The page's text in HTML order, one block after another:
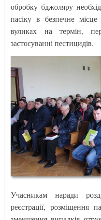
обробку бджоляру
пасіку в безпечне
вуликах на термін,
застосуванні пестицидів.
Учасникам наради
реєстрації, розміщення